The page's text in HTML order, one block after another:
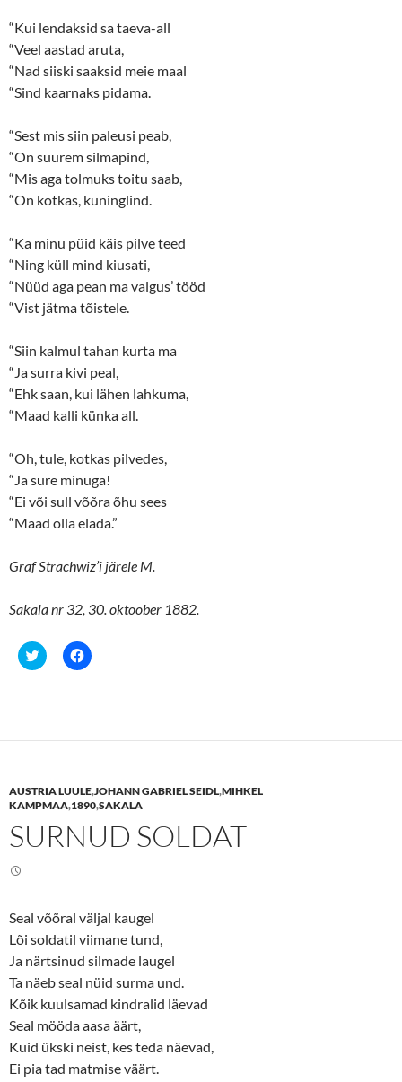
“Kui lendaksid sa taeva-all
“Veel aastad aruta,
“Nad siiski saaksid meie maal
“Sind kaarnaks pidama.
“Sest mis siin paleusi peab,
“On suurem silmapind,
“Mis aga tolmuks toitu saab,
“On kotkas, kuninglind.
“Ka minu püid käis pilve teed
“Ning küll mind kiusati,
“Nüüd aga pean ma valgus’ tööd
“Vist jätma tõistele.
“Siin kalmul tahan kurta ma
“Ja surra kivi peal,
“Ehk saan, kui lähen lahkuma,
“Maad kalli künka all.
“Oh, tule, kotkas pilvedes,
“Ja sure minuga!
“Ei või sull võõra õhu sees
“Maad olla elada.”
Graf Strachwiz’i järele M.
Sakala nr 32, 30. oktoober 1882.
C
l
h
o
n
w
i
O
p
e
n
s
i
n
n
e
w
w
n
d
o
C
l
h
o
n
a
c
(
O
p
e
n
s
i
n
n
e
w
i
n
d
AUSTRIA LUULE,JOHANN GABRIEL SEIDL,MIHKEL
KAMPMAA,1890,SAKALA
SURNUD SOLDAT
Seal võõral väljal kaugel
Lõi soldatil viimane tund,
Ja närtsinud silmade laugel
Ta näeb seal nüid surma und.
Kõik kuulsamad kindralid läevad
Seal mööda aasa äärt,
Kuid ükski neist, kes teda näevad,
Ei pia tad matmise väärt.